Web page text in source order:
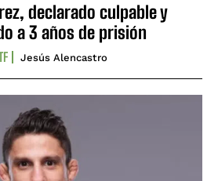
declarado culpable y
a 3 años de prisión
Jesús Alencastro